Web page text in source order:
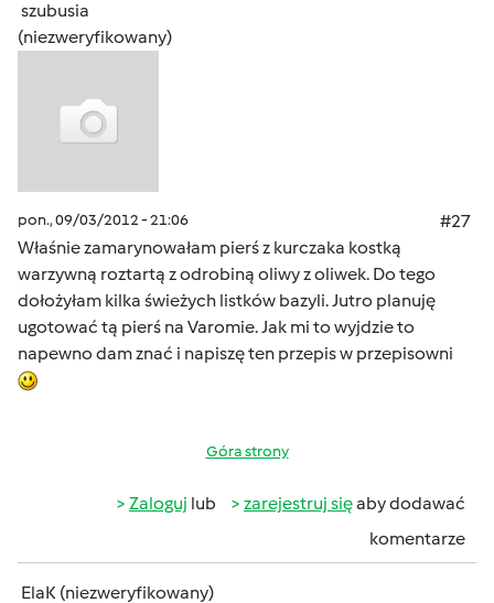
szubusia
(niezweryfikowany)
pon., 09/03/2012 - 21:06
#27
Właśnie zamarynowałam pierś z kurczaka kostką
warzywną roztartą z odrobiną oliwy z oliwek. Do tego
dołożyłam kilka świeżych listków bazyli. Jutro planuję
ugotować tą pierś na Varomie. Jak mi to wyjdzie to
napewno dam znać i napiszę ten przepis w przepisowni
Góra strony
Zaloguj lub zarejestruj sięaby dodawać
komentarze
ElaK (niezweryfikowany)